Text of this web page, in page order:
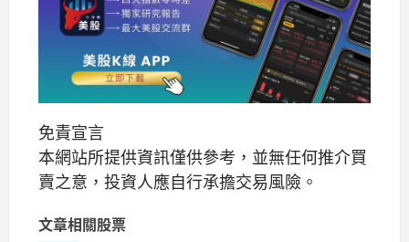
免責宣言
本網站所提供資訊僅供參考，並無任何推介買
賣之意，投資人應自行承擔交易風險。
文章相關股票